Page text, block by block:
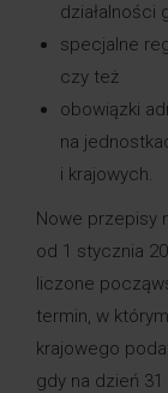
działalności
specjalne
czy też
obowiązki
na
i krajowych.
Nowe przepisy
od 1 stycznia
liczone
termin, w
krajowego
gdy na dzień